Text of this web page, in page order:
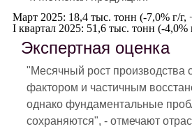
Март 2025: 18,4 тыс. тонн (-7,0% г/г,
I квартал 2025: 51,6 тыс. тонн (-4,0%
Экспертная оценка
"Месячный рост производства
фактором и частичным
однако фундаментальные
сохраняются", - отмечают